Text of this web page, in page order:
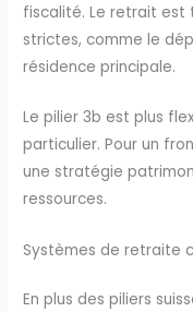
fiscalité. Le retrait est
strictes, comme le
résidence principale.
Le pilier 3b est plus
particulier. Pour un
une stratégie
ressources.
Systèmes de retraite
En plus des piliers